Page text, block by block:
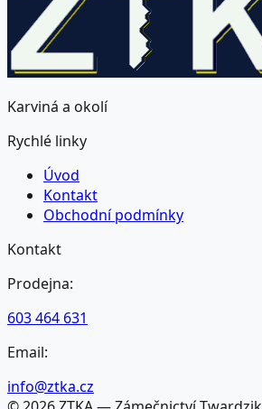
Karviná a okolí
Rychlé linky
Úvod
Kontakt
Obchodní podmínky
Kontakt
Prodejna:
603 464 631
Email:
info@ztka.cz